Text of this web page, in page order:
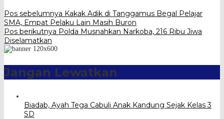
Pos sebelumnya Kakak Adik di Tanggamus Begal Pelajar
SMA, Empat Pelaku Lain Masih Buron
Pos berikutnya Polda Musnahkan Narkoba, 216 Ribu Jiwa
Diselamatkan
Jangan Lewatkan
Biadab, Ayah Tega Cabuli Anak Kandung Sejak Kelas 3
SD